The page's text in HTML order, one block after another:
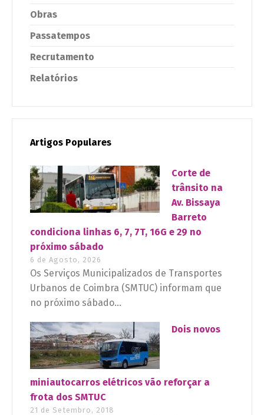
Obras
Passatempos
Recrutamento
Relatórios
Artigos Populares
Corte de
trânsito na
Av. Bissaya
Barreto
condiciona linhas 6, 7, 7T, 16G e 29 no
próximo sábado
6 de Agosto, 2026
Os Serviços Municipalizados de Transportes
Urbanos de Coimbra (SMTUC) informam que
no próximo sábado...
Dois novos
miniautocarros elétricos vão reforçar a
frota dos SMTUC
21 de Setembro, 2018